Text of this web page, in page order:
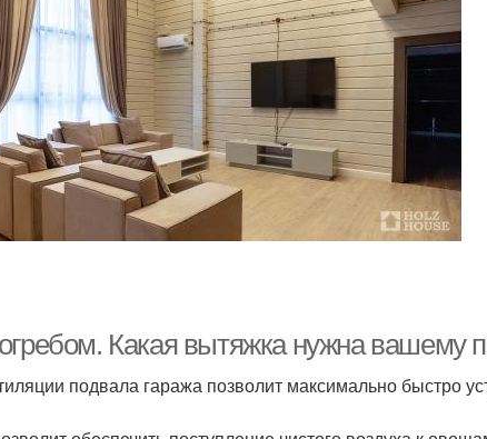
Какая вытяжка нужна вашему
подвала гаража позволит максимально быстро